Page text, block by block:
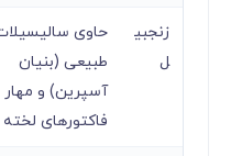
زنجبی
ل
حاوی
طبیعی (بنیان
آسپرین) و مهار
فاکتورهای لخته